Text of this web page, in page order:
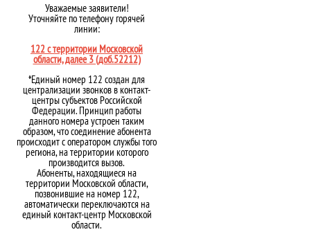
Уважаемые заявители!
Уточняйте по телефону горячей
линии:
122 с территории Московской
области, далее 3 (доб.52212)
*Единый номер 122 создан для
централизации звонков в контакт-
центры субъектов Российской
Федерации. Принцип работы
данного номера устроен таким
образом, что соединение абонента
происходит с оператором службы того
региона, на территории которого
производится вызов.
Абоненты, находящиеся на
территории Московской области,
позвонившие на номер 122,
автоматически переключаются на
единый контакт-центр Московской
области.